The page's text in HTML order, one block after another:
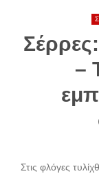
–
Στις φλόγες